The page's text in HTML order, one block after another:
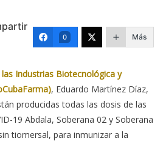
0 Más
Industrias Biotecnológica y
, Eduardo Martínez Díaz,
producidas todas las dosis de las
19 Abdala, Soberana 02 y Soberana
tiomersal, para inmunizar a la